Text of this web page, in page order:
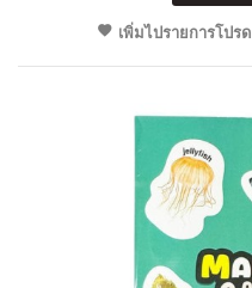
เพิ่มไปรายการโปรด